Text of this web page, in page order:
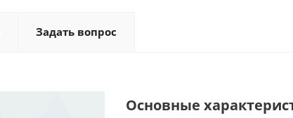
Задать вопрос
Основные